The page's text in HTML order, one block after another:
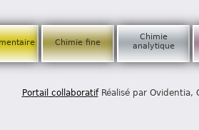
Chimie fine
Chimie
analytique
Portail collaboratifRéalisé par Ovidentia,